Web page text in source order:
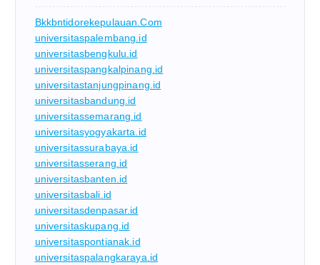
Bkkbntidorekepulauan.com
universitaspalembang.id
universitasbengkulu.id
universitaspangkalpinang.id
universitastanjungpinang.id
universitasbandung.id
universitassemarang.id
universitasyogyakarta.id
universitassurabaya.id
universitasserang.id
universitasbanten.id
universitasbali.id
universitasdenpasar.id
universitaskupang.id
universitaspontianak.id
universitaspalangkaraya.id